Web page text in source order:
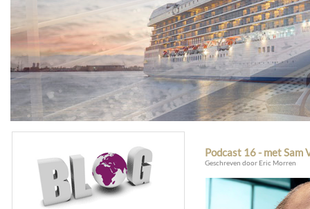
Podcast 16 - met Sam
Geschreven door Eric Morren